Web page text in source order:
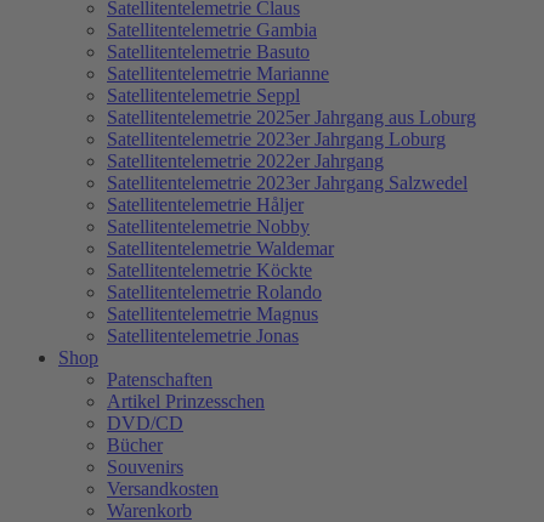
Satellitentelemetrie Claus
Satellitentelemetrie Gambia
Satellitentelemetrie Basuto
Satellitentelemetrie Marianne
Satellitentelemetrie Seppl
Satellitentelemetrie 2025er Jahrgang aus Loburg
Satellitentelemetrie 2023er Jahrgang Loburg
Satellitentelemetrie 2022er Jahrgang
Satellitentelemetrie 2023er Jahrgang Salzwedel
Satellitentelemetrie Håljer
Satellitentelemetrie Nobby
Satellitentelemetrie Waldemar
Satellitentelemetrie Köckte
Satellitentelemetrie Rolando
Satellitentelemetrie Magnus
Satellitentelemetrie Jonas
Shop
Patenschaften
Artikel Prinzesschen
DVD/CD
Bücher
Souvenirs
Versandkosten
Warenkorb